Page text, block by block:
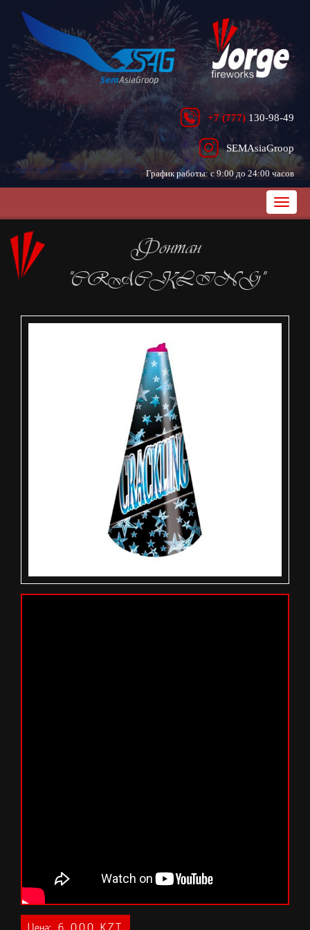
+7 (777)130-98-49
SEMAsiaGroop
График работы: с 9:00 до 24:00 часов
Фонтан
"CRACKLING"